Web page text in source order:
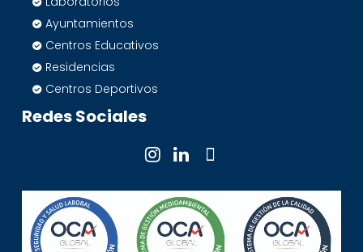
Ayuntamientos
Centros Educativos
Residencias
Centros Deportivos
Redes Sociales